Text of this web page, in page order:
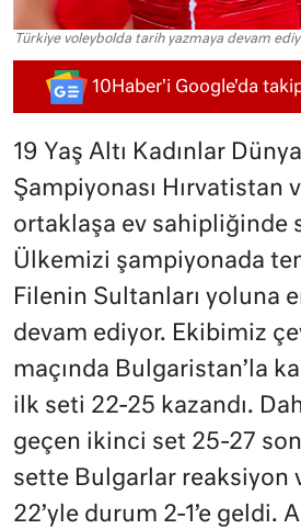
Türkiye voleybolda tarih yazmaya devam
10Haber'i Google'da
19 Yaş Altı Kadınlar
Şampiyonası Hırvatistan
ortaklaşa ev sahipliğinde
Ülkemizi şampiyonada
Filenin Sultanları yoluna
devam ediyor. Ekibimiz
maçında Bulgaristan’la
ilk seti 22-25 kazandı.
geçen ikinci set 25-27
sette Bulgarlar reaksiyon
22’yle durum 2-1’e geldi.